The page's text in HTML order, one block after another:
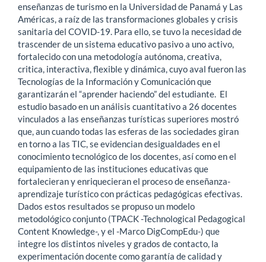
enseñanzas de turismo en la Universidad de Panamá y Las
Américas, a raíz de las transformaciones globales y crisis
sanitaria del COVID-19. Para ello, se tuvo la necesidad de
trascender de un sistema educativo pasivo a uno activo,
fortalecido con una metodología autónoma, creativa,
critica, interactiva, flexible y dinámica, cuyo aval fueron las
Tecnologías de la Información y Comunicación que
garantizarán el “aprender haciendo” del estudiante. El
estudio basado en un análisis cuantitativo a 26 docentes
vinculados a las enseñanzas turísticas superiores mostró
que, aun cuando todas las esferas de las sociedades giran
en torno a las TIC, se evidencian desigualdades en el
conocimiento tecnológico de los docentes, así como en el
equipamiento de las instituciones educativas que
fortalecieran y enriquecieran el proceso de enseñanza-
aprendizaje turístico con prácticas pedagógicas efectivas.
Dados estos resultados se propuso un modelo
metodológico conjunto (TPACK -Technological Pedagogical
Content Knowledge-, y el -Marco DigCompEdu-) que
integre los distintos niveles y grados de contacto, la
experimentación docente como garantía de calidad y